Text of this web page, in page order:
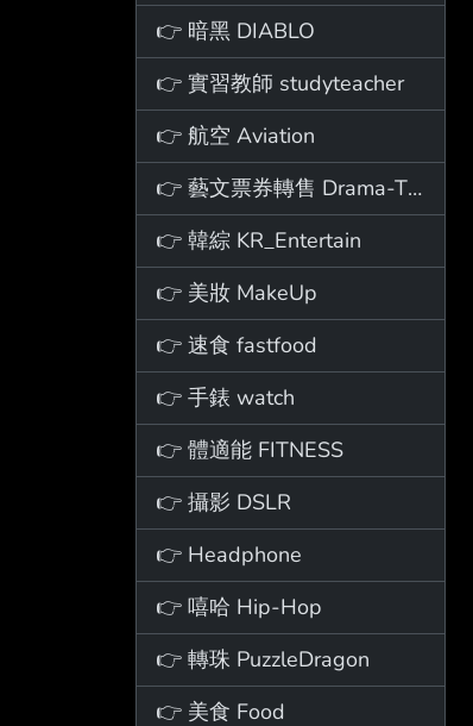
👉 暗黑 DIABLO
👉 實習教師 studyteacher
👉 航空 Aviation
👉 藝文票券轉售 Drama-Ticket
👉 韓綜 KR_Entertain
👉 美妝 MakeUp
👉 速食 fastfood
👉 手錶 watch
👉 體適能 FITNESS
👉 攝影 DSLR
👉 Headphone
👉 嘻哈 Hip-Hop
👉 轉珠 PuzzleDragon
👉 美食 Food